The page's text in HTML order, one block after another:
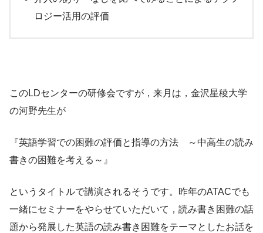
ロジー活用の評価
このLDセンターの研修会ですが，来月は，金沢星稜大学
の河野先生が
『英語学習での困難の評価と指導の方法 ～中高生の読み
書きの困難を考える～』
というタイトルで講演されるそうです。昨年のATACでも
一緒にセミナーをやらせていただいて，読み書き困難の話
題から発展した英語の読み書き困難をテーマとしたお話を